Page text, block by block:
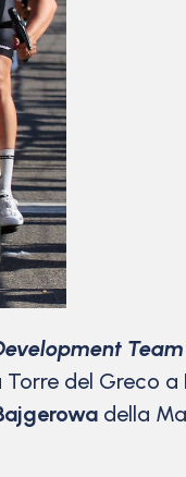
Team
Torre del Greco
della